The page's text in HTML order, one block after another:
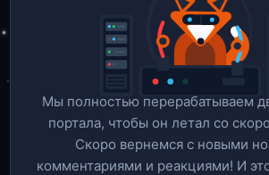
Мы полностью перерабатываем
портала, чтобы он летал со
Скоро вернемся c новыми
комментариями и реакциями! И